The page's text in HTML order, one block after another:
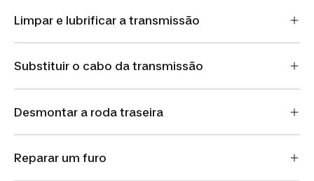
Limpar e lubrificar a transmissão
Substituir o cabo da transmissão
Desmontar a roda traseira
Reparar um furo